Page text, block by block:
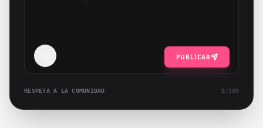
PUBLICAR
RESPETA A LA COMUNIDAD 0 /500